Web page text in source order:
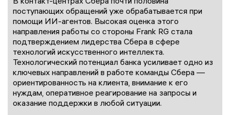
поступающих обращений уже обрабатывается при
помощи ИИ-агентов. Высокая оценка этого
направления работы со стороны Frank RG стала
подтверждением лидерства Сбера в сфере
технологий искусственного интеллекта.
Технологический потенциал банка усиливает одно из
ключевых направлений в работе команды Сбера —
ориентированность на клиента, внимание к его
нуждам, оперативное реагирование на запросы и
оказание поддержки в любой ситуации.